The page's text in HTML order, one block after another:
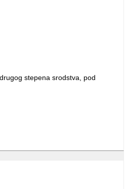
stepena srodstva, pod